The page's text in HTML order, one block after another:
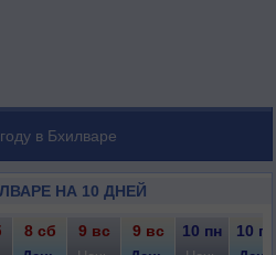
в Бхилваре
НА 10 ДНЕЙ
8 сб 9 вс 9 вс 10 пн 10 пн